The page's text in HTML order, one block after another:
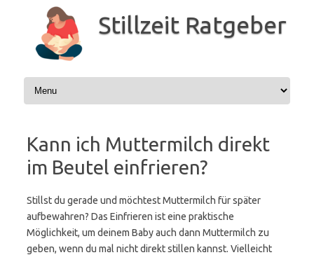
springen
Stillzeit Ratgeber
Kann ich Muttermilch direkt
im Beutel einfrieren?
Stillst du gerade und möchtest Muttermilch für später
aufbewahren? Das Einfrieren ist eine praktische
Möglichkeit, um deinem Baby auch dann Muttermilch zu
geben, wenn du mal nicht direkt stillen kannst. Vielleicht